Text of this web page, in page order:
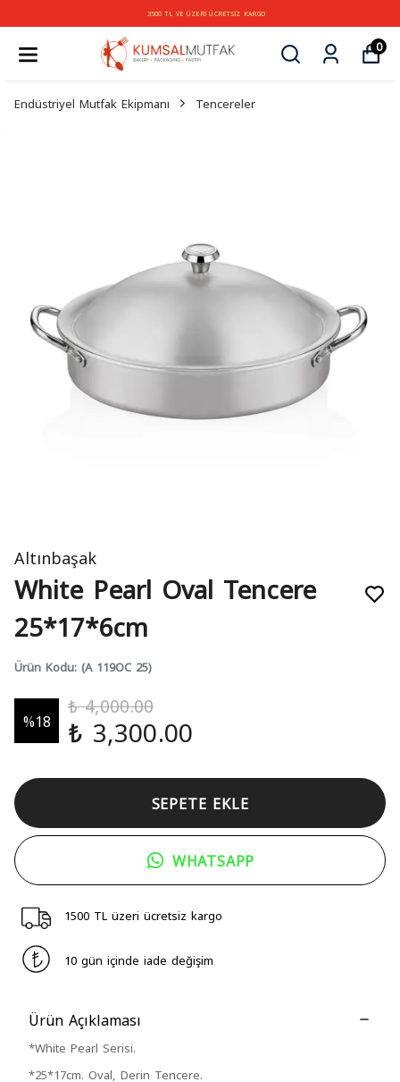
3500 TL VE ÜZERİ ÜCRETSİZ KARGO
0
Endüstriyel Mutfak Ekipmanı Tencereler
Altınbaşak
White Pearl Oval Tencere
25*17*6cm
Ürün Kodu: (A 119OC 25)
%18
₺ 4,000.00
₺ 3,300.00
SEPETE EKLE
WHATSAPP
1500 TL üzeri ücretsiz kargo
10 gün içinde iade değişim
Ürün Açıklaması
*White Pearl Serisi.
*25*17cm. Oval, Derin Tencere.